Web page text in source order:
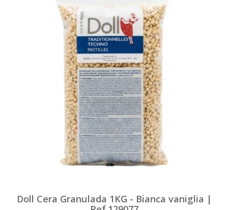
Doll Cera Granulada 1KG - Bianca vaniglia |